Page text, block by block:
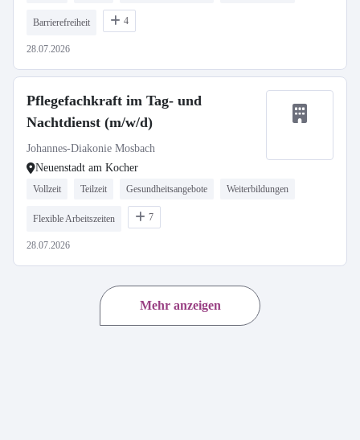
Barrierefreiheit 4
28.07.2026
Pflegefachkraft im Tag- und
Nachtdienst (m/w/d)
Johannes-Diakonie Mosbach
Neuenstadt am Kocher
Vollzeit Teilzeit Gesundheitsangebote Weiterbildungen
Flexible Arbeitszeiten 7
28.07.2026
Mehr anzeigen